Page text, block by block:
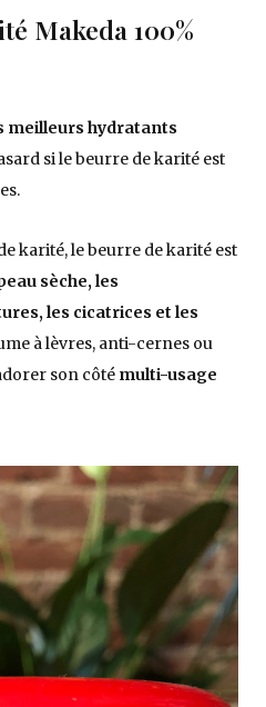
Makeda 100%
meilleurs hydratants
si le beurre de karité est
karité, le beurre de karité est
sèche, les
les cicatrices et les
à lèvres, anti-cernes ou
son côté multi-usage